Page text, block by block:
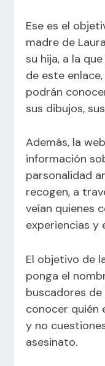
Ese es el
madre de
su hija, a la
de este enlace
podrán
sus dibujos,
Además, la
información
parsonalidad
recogen, a
veían quienes
experiencias y
El objetivo de
ponga el
buscadores
conocer quién
y no
asesinato.